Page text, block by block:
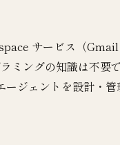
サービス（
ミングの知識は不
ジェントを設計・管